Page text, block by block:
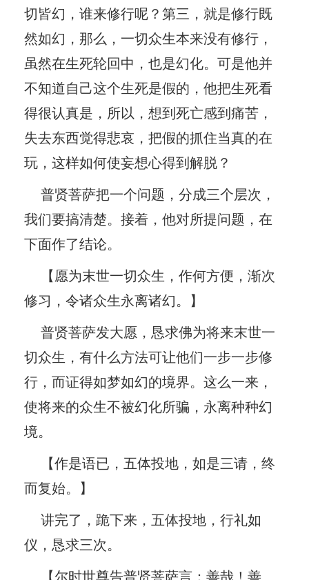
切皆幻，谁来修行呢？第三，就是修行既
然如幻，那么，一切众生本来没有修行，
虽然在生死轮回中，也是幻化。可是他并
不知道自己这个生死是假的，他把生死看
得很认真是，所以，想到死亡感到痛苦，
失去东西觉得悲哀，把假的抓住当真的在
玩，这样如何使妄想心得到解脱？
普贤菩萨把一个问题，分成三个层次，
我们要搞清楚。接着，他对所提问题，在
下面作了结论。
【愿为末世一切众生，作何方便，渐次
修习，令诸众生永离诸幻。】
普贤菩萨发大愿，恳求佛为将来末世一
切众生，有什么方法可让他们一步一步修
行，而证得如梦如幻的境界。这么一来，
使将来的众生不被幻化所骗，永离种种幻
境。
【作是语已，五体投地，如是三请，终
而复始。】
讲完了，跪下来，五体投地，行礼如
仪，恳求三次。
【尔时世尊告普贤菩萨言：善哉！善